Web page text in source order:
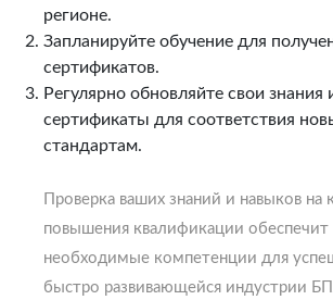
регионе.
Запланируйте обучение для
сертификатов.
Регулярно обновляйте свои знания
сертификаты для соответствия
стандартам.
Проверка ваших знаний и навыков на
повышения квалификации обеспечит
необходимые компетенции для
быстро развивающейся индустрии